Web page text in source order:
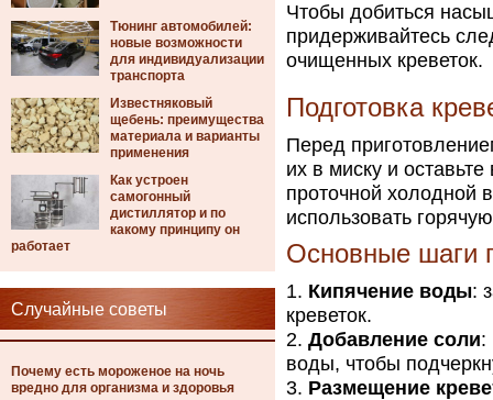
Тюнинг автомобилей:
новые возможности
для индивидуализации
транспорта
Известняковый
щебень: преимущества
материала и варианты
применения
Как устроен
самогонный
дистиллятор и по
какому принципу он
работает
Случайные советы
Почему есть мороженое на ночь
вредно для организма и здоровья
Чтобы добиться
придерживайтесь
очищенных креветок.
Подготовка
Перед
их в миску и
проточной холодной
использовать
Основные шаги
Кипячение воды:
креветок.
Добавление соли:
воды, чтобы
Размещение